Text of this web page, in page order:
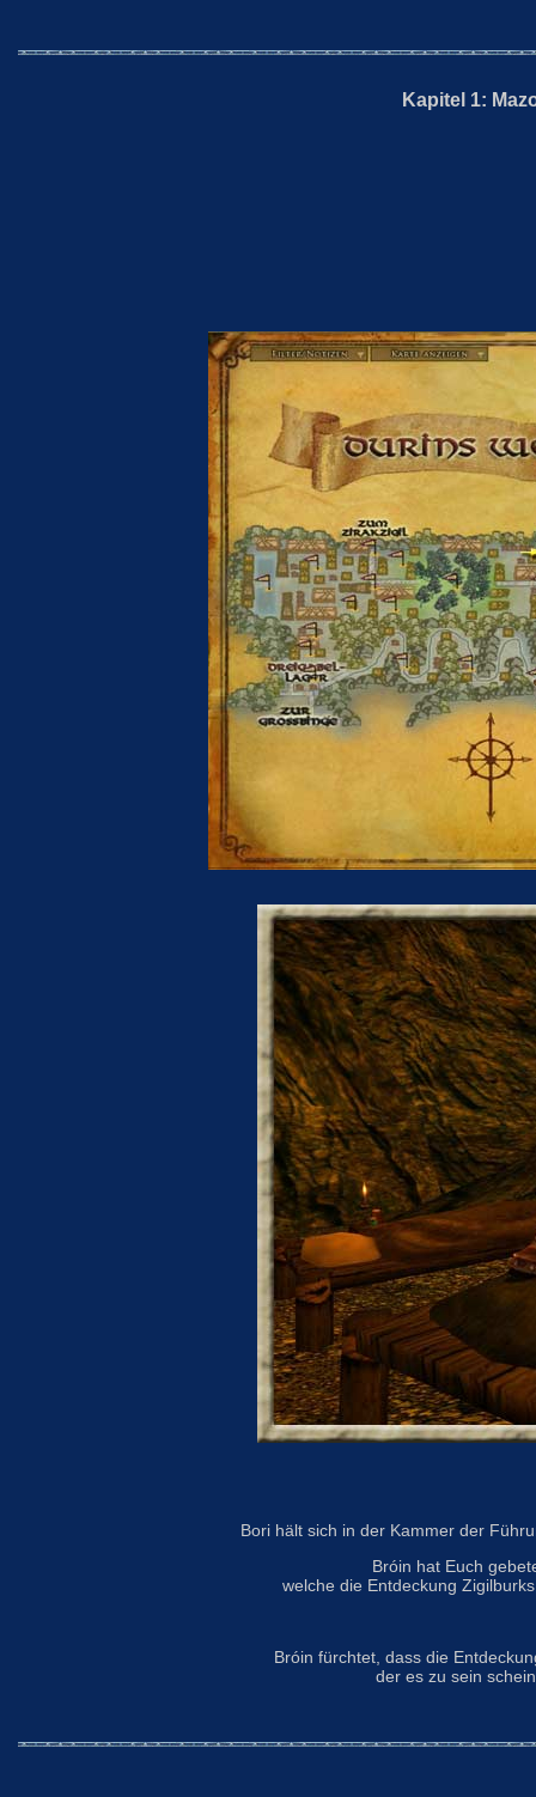
Kapitel 1:
Bori hält sich in der Kammer der
Bróin hat Euch
welche die Entdeckung
Bróin fürchtet, dass die
der es zu sein